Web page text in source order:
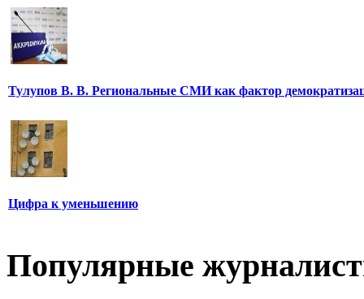
Тулупов В. В. Региональные СМИ как фактор
Цифра к уменьшению
Популярные